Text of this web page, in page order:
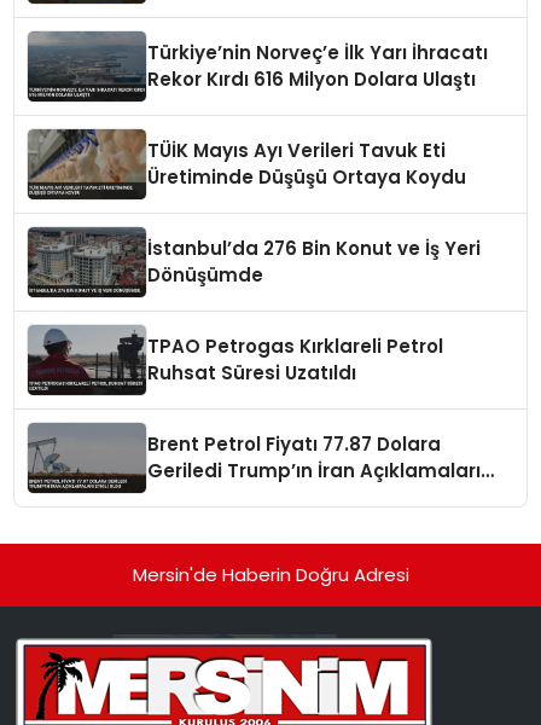
Türkiye’nin Norveç’e İlk Yarı İhracatı
Rekor Kırdı 616 Milyon Dolara Ulaştı
TÜİK Mayıs Ayı Verileri Tavuk Eti
Üretiminde Düşüşü Ortaya Koydu
İstanbul’da 276 Bin Konut ve İş Yeri
Dönüşümde
TPAO Petrogas Kırklareli Petrol
Ruhsat Süresi Uzatıldı
Brent Petrol Fiyatı 77.87 Dolara
Geriledi Trump’ın İran Açıklamaları
Mersin'de Haberin Doğru Adresi